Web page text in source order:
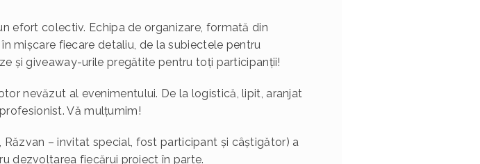
efort colectiv. Echipa de organizare, formată din
mișcare fiecare detaliu, de la subiectele pentru
și giveaway-urile pregătite pentru toți participanții!
nevăzut al evenimentului. De la logistică, lipit, aranjat
Vă mulțumim!
Răzvan – invitat special, fost participant și câștigător) a
dezvoltarea fiecărui proiect în parte.